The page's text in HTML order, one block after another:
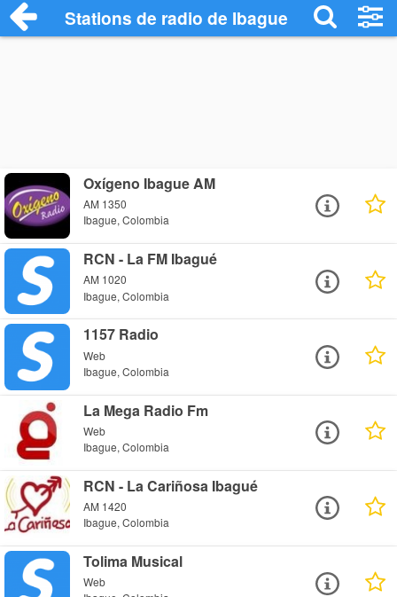
Stations de radio de Ibague
Oxígeno Ibague AM
AM 1350
Ibague, Colombia
RCN - La FM Ibagué
AM 1020
Ibague, Colombia
1157 Radio
Web
Ibague, Colombia
La Mega Radio Fm
Web
Ibague, Colombia
RCN - La Cariñosa Ibagué
AM 1420
Ibague, Colombia
Tolima Musical
Web